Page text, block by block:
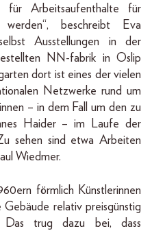
für Arbeitsaufenthalte für
werden“, beschreibt Eva
Ausstellungen in der
NN-fabrik in Oslip
dort ist eines der vielen
Netzwerke rund um
– in dem Fall um den zu
Haider – im Laufe der
sehen sind etwa Arbeiten
Wiedmer.
­förmlich Künstlerinnen
relativ preisgünstig
Das trug dazu bei, dass